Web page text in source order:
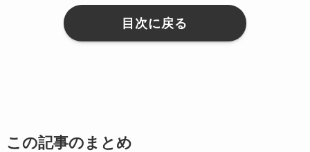
目次に戻る
この記事のまとめ